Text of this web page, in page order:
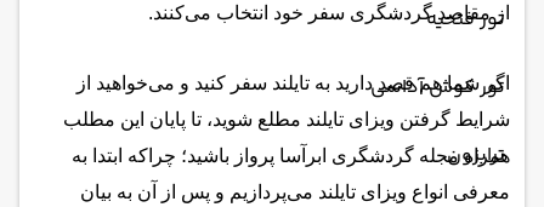
تور فتحیه
تور کوش آداسی
ترابزون
از مقاصد گردشگری سفر خود انتخاب می‌کنند.
اگر شما هم قصد دارید به تایلند سفر کنید و می‌خواهید از
شرایط گرفتن ویزای تایلند مطلع شوید، تا پایان این مطلب
همراه مجله گردشگری ابرآسا پرواز باشید؛ چراکه ابتدا به
معرفی انواع ویزای تایلند می‌پردازیم و پس از آن به بیان